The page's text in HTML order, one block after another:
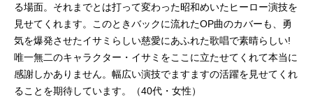
る場面。それまでとは打って変わった昭和めいたヒーロー演技を
見せてくれます。このときバックに流れたOP曲のカバーも、勇
気を爆発させたイサミらしい慈愛にあふれた歌唱で素晴らしい!
唯一無二のキャラクター・イサミをここに立たせてくれて本当に
感謝しかありません。幅広い演技でますますの活躍を見せてくれ
ることを期待しています。（40代・女性）